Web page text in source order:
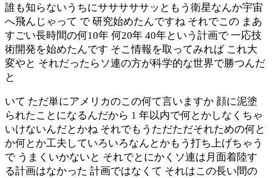
誰も知らないうちにサササササッともう衛星なんか宇宙
へ飛んじゃって で 研究始めたんですね それでこの まあ
すごい長時間の何10年 何20年 40年という計画で 一応技
術開発を始めたんです そこ情報を取ってみれば これ大
変やと それだったらソ連の方が科学的な世界で勝つんだ
と
いて ただ単にアメリカのこの何て言いますか 顔に泥塗
られたことになるんだから 1 年以内で何とかしなくちゃ
いけないんだとかね それでもうただただそれための何と
か何とか工夫していろいろなんとかもう打ち上げちゃう
で うまくいかないと それでとにかくソ連は月面着陸す
る計画はなかった 計画ではなくて それはこの長い間の